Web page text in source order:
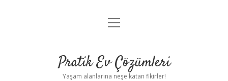
Anasayfa
Yasal Uyarı
menüyü
Pratik Ev Çözümleri
Yaşam alanlarına neşe katan fikirler!